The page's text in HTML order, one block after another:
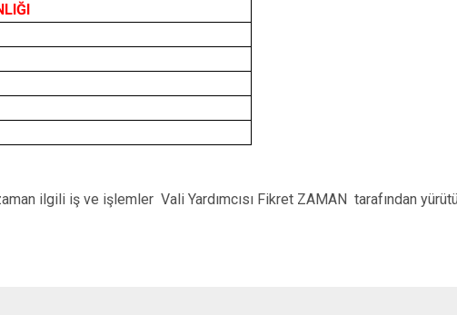
ilgili iş ve işlemler Vali Yardımcısı Fikret ZAMAN tarafından